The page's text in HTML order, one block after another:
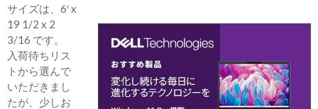
サイズは、6′ x
19 1/2 x 2
3/16 です。
入荷待ちリス
トから選んで
いただきまし
たが、少しお